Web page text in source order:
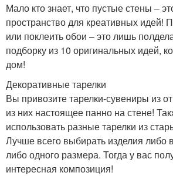
Мало кто знает, что пустые стены –
пространство для креативных идей!
или поклеить обои – это лишь
подборку из 10 оригинальных идей,
дом!
Декоративные тарелки
Вы привозите тарелки-сувениры из
из них настоящее панно на стене!
использовать разные тарелки из
Лучше всего выбирать изделия либо
либо одного размера. Тогда у вас
интересная композиция!